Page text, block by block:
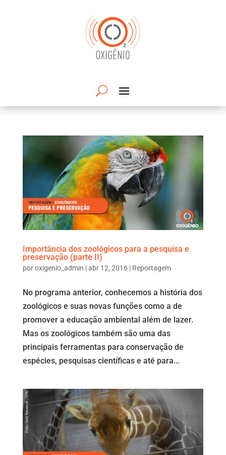
Importância dos zoológicos para a pesquisa e
preservação (parte II)
poroxigenio_admin |abr 12, 2016| Reportagem
No programa anterior, conhecemos a história dos
zoológicos e suas novas funções como a de
promover a educação ambiental além de lazer.
Mas os zoológicos também são uma das
principais ferramentas para conservação de
espécies, pesquisas científicas e até para...